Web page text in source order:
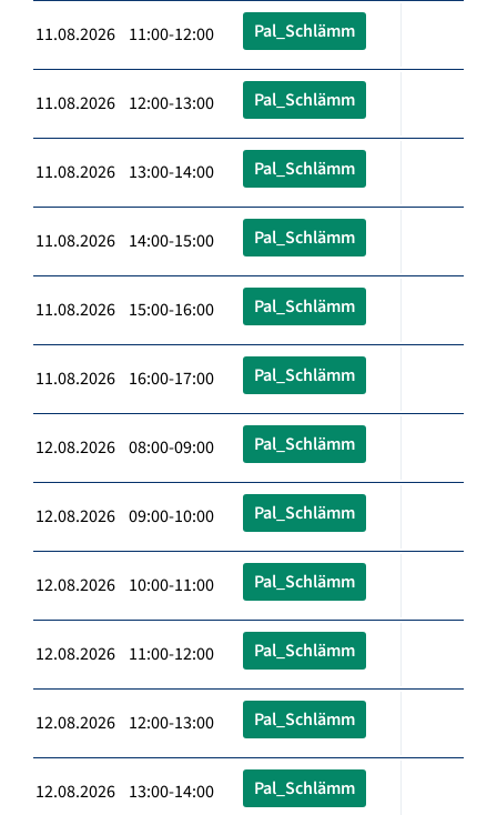
11.08.2026 11:00-12:00 Pal_Schlämm
11.08.2026 12:00-13:00 Pal_Schlämm
11.08.2026 13:00-14:00 Pal_Schlämm
11.08.2026 14:00-15:00 Pal_Schlämm
11.08.2026 15:00-16:00 Pal_Schlämm
11.08.2026 16:00-17:00 Pal_Schlämm
12.08.2026 08:00-09:00 Pal_Schlämm
12.08.2026 09:00-10:00 Pal_Schlämm
12.08.2026 10:00-11:00 Pal_Schlämm
12.08.2026 11:00-12:00 Pal_Schlämm
12.08.2026 12:00-13:00 Pal_Schlämm
12.08.2026 13:00-14:00 Pal_Schlämm